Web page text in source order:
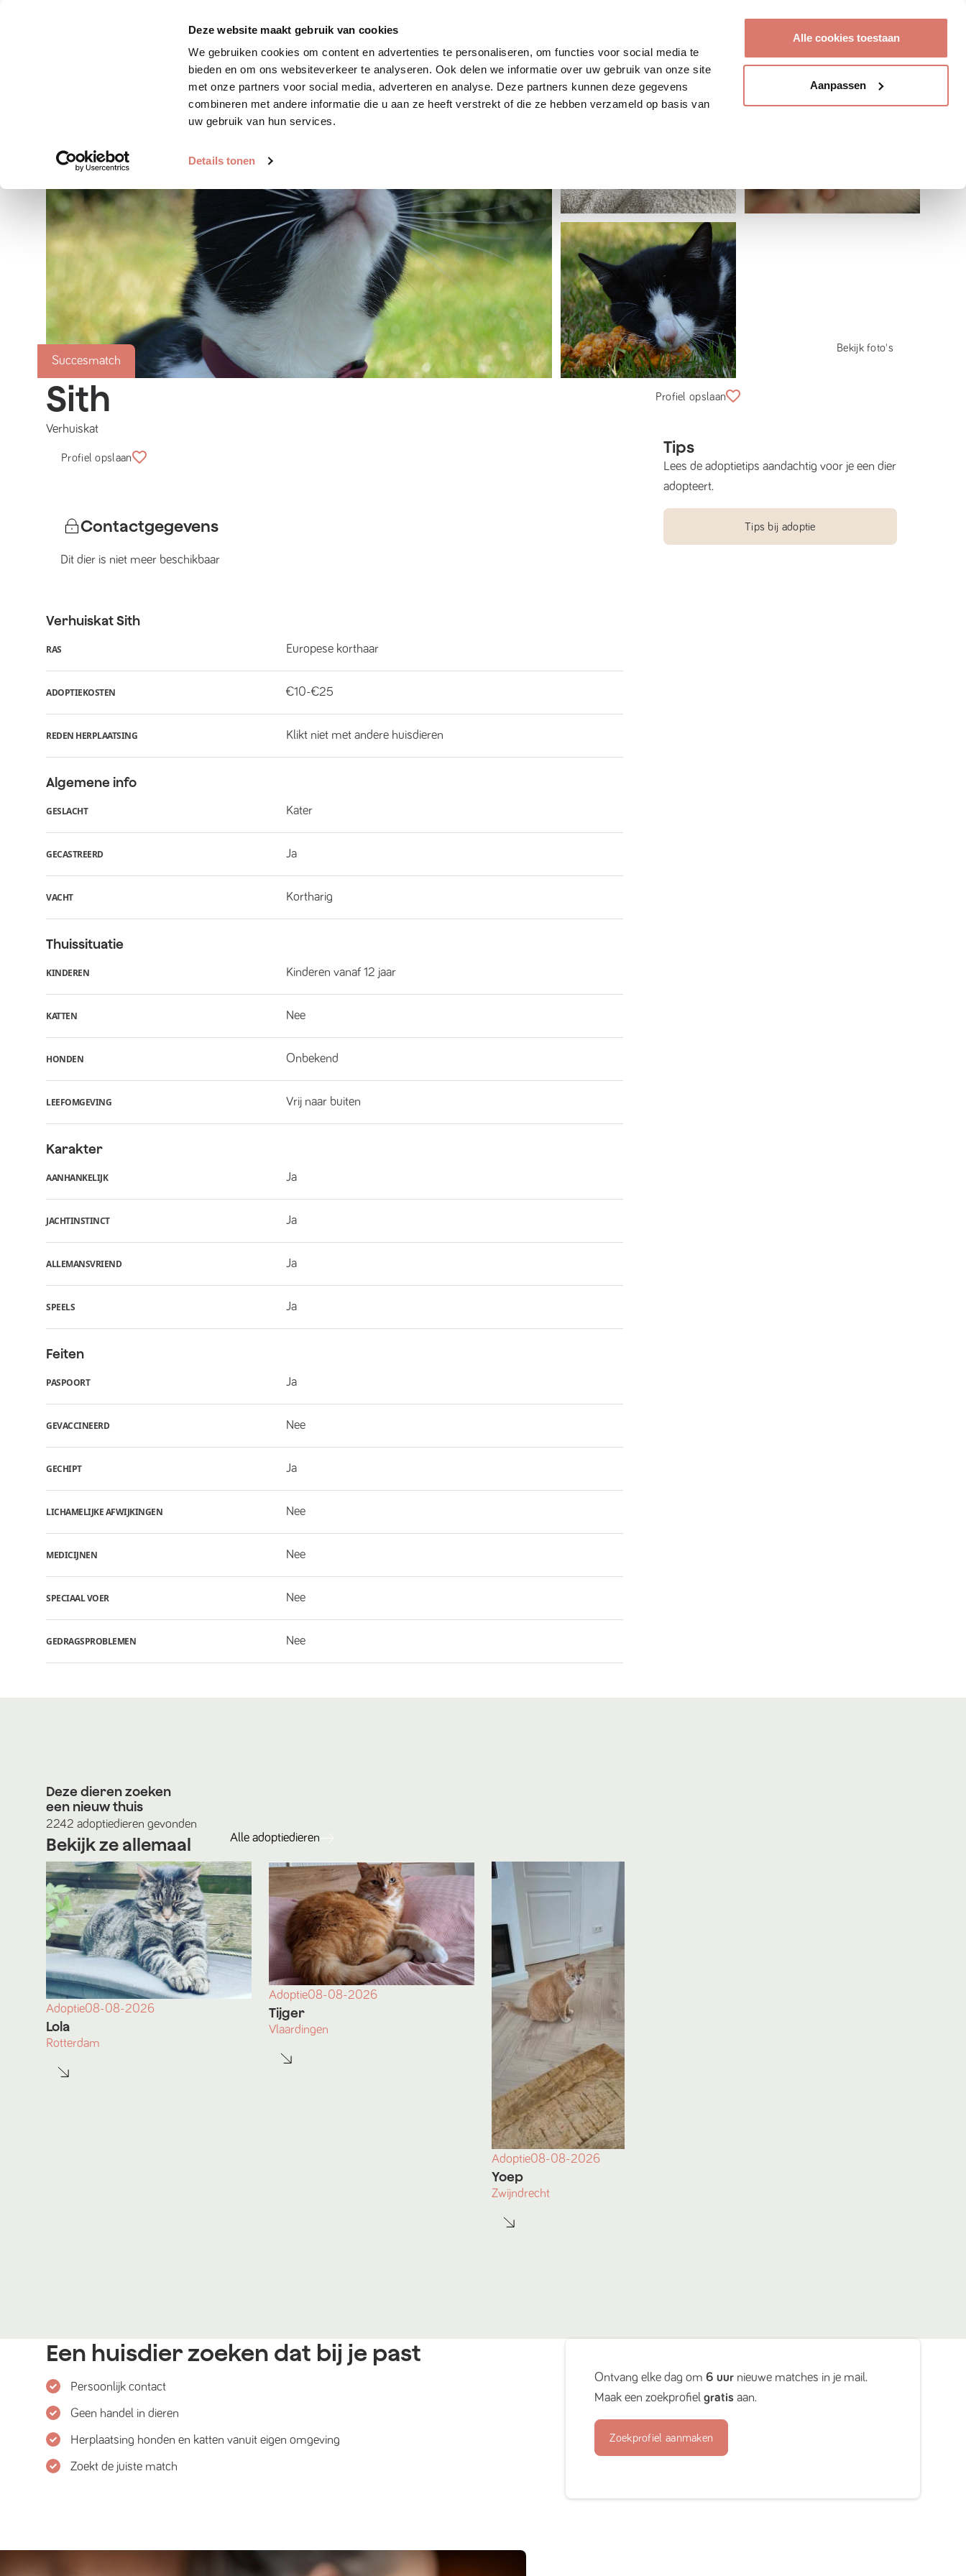
Deze website maakt gebruik van cookies
We gebruiken cookies om content en advertenties te personaliseren, om functies voor social media te
bieden en om ons websiteverkeer te analyseren. Ook delen we informatie over uw gebruik van onze site
met onze partners voor social media, adverteren en analyse. Deze partners kunnen deze gegevens
combineren met andere informatie die u aan ze heeft verstrekt of die ze hebben verzameld op basis van
uw gebruik van hun services.
Details tonen
Alle cookies toestaan
Aanpassen
Zoek huisdier Plaats huisdier Hoe werkt het?
Succesmatch
Bekijk foto's
Sith
Verhuiskat
Profiel opslaan
Contactgegevens
Dit dier is niet meer beschikbaar
VerhuiskatSith
RAS Europese korthaar
ADOPTIEKOSTEN €10-€25
REDEN HERPLAATSING Klikt niet met andere huisdieren
Algemene info
GESLACHT Kater
GECASTREERD Ja
VACHT Kortharig
Thuissituatie
KINDEREN Kinderen vanaf 12 jaar
KATTEN Nee
HONDEN Onbekend
LEEFOMGEVING Vrij naar buiten
Karakter
AANHANKELIJK Ja
JACHTINSTINCT Ja
ALLEMANSVRIEND Ja
SPEELS Ja
Feiten
PASPOORT Ja
GEVACCINEERD Nee
GECHIPT Ja
LICHAMELIJKE AFWIJKINGEN Nee
MEDICIJNEN Nee
SPECIAAL VOER Nee
GEDRAGSPROBLEMEN Nee
Profiel opslaan
Tips
Lees de adoptietips aandachtig voor je een dier
adopteert.
Tips bij adoptie
Deze dieren zoeken
een nieuw thuis
2242 adoptiedieren gevonden
Bekijk ze allemaal Alle adoptiedieren
Adoptie08-08-2026
Lola
Rotterdam
Adoptie08-08-2026
Tijger
Vlaardingen
Adoptie08-08-2026
Yoep
Zwijndrecht
Een huisdier zoeken dat bij je past
Persoonlijk contact
Geen handel in dieren
Herplaatsing honden en katten vanuit eigen omgeving
Zoekt de juiste match
Ontvang elke dag om6 uur nieuwe matches in je mail.
Maak een zoekprofielgratis aan.
Zoekprofiel aanmaken